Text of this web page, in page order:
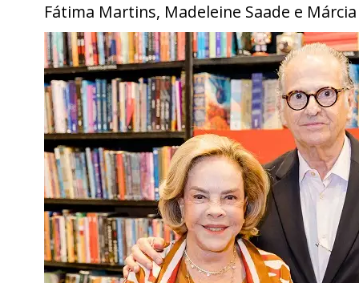
Fátima Martins, Madeleine Saade e